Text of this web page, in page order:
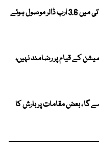
ترسیلات زر میں بڑا اضافہ ، جولائی میں 3.6 ارب ڈالر موصول ہوئے
کے قیام پر رضامند نہیں،
گا ، بعض مقامات پر بارش کا